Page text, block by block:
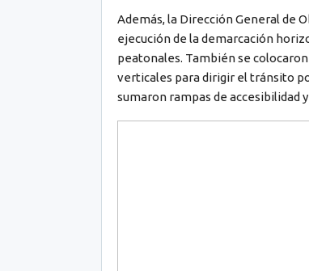
Además, la Dirección General de
ejecución de la demarcación
peatonales. También se
verticales para dirigir el tránsito
sumaron rampas de accesibilidad